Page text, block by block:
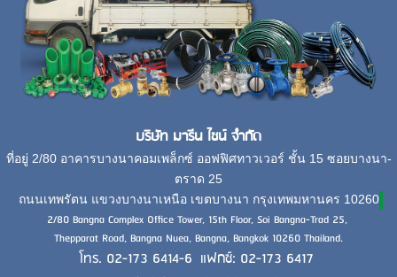
บริษัท มารีน ไชน์ จำกัด
ที่อยู่ 2/80 อาคารบางนาคอมเพล็กซ์ ออฟฟิศทาวเวอร์ ชั้น 15 ซอยบางนา-
ตราด 25
ถนนเทพรัตน แขวงบางนาเหนือ เขตบางนา กรุงเทพมหานคร 10260
2/80 Bangna Complex Office Tower, 15th Floor, Soi Bangna-Trad 25,
Thepparat Road, Bangna Nuea, Bangna, Bangkok 10260 Thailand.
โทร. 02-173 6414-6 แฟกซ์: 02-173 6417